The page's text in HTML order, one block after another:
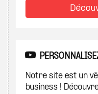
Notre site est un
business !